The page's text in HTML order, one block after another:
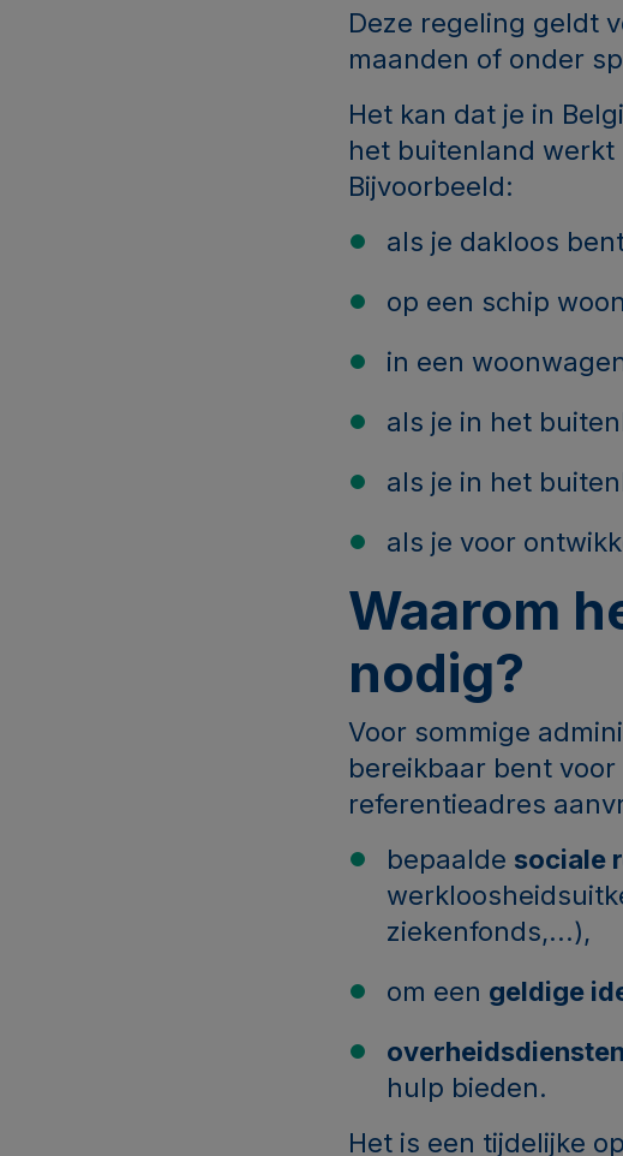
Deze regeling geldt
maanden of onder
Het kan dat je in
het buitenland werkt
Bijvoorbeeld:
als je dakloos
op een schip
in een
als je in het
als je in het
als je voor
Waarom
nodig?
Voor sommige
bereikbaar bent
referentieadres
bepaalde sociale
ziekenfonds,...),
om een geldige
hulp bieden.
Het is een tijdelijke